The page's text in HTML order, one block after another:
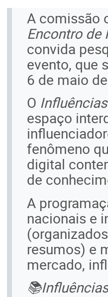
A comissão
Encontro de
convida
evento, que
6 de maio
O Influências
espaço
fenômeno
digital
de
A
nacionais e
resumos) e
mercado,
📚Influências